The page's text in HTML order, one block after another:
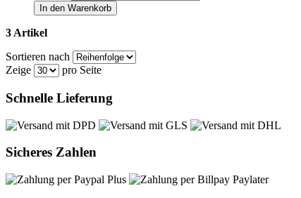
In den Warenkorb
3 Artikel
Sortieren nach
Zeige
pro Seite
Schnelle Lieferung
Sicheres Zahlen